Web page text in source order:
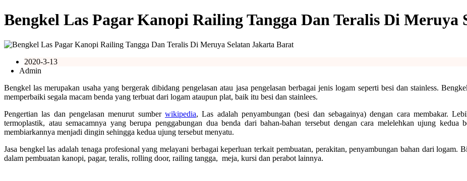
Bengkel Las Pagar Kanopi Railing Tangga Dan Teralis Di
2020-3-13
Admin
Bengkel las merupakan usaha yang bergerak dibidang pengelasan atau jasa pengelasan berbagai jenis logam seperti besi dan stainless.
memperbaiki segala macam benda yang terbuat dari logam ataupun plat, baik itu besi dan stainlees.
Pengertian las dan pengelasan menurut sumber wikipedia, Las adalah penyambungan (besi dan sebagainya) dengan cara membakar.
termoplastik, atau semacamnya yang berupa penggabungan dua benda dari bahan-bahan tersebut dengan cara melelehkan ujung kedua
membiarkannya menjadi dingin sehingga kedua ujung tersebut menyatu.
Jasa bengkel las adalah tenaga profesional yang melayani berbagai keperluan terkait pembuatan, perakitan, penyambungan bahan dari logam.
dalam pembuatan kanopi, pagar, teralis, rolling door, railing tangga, meja, kursi dan perabot lainnya.